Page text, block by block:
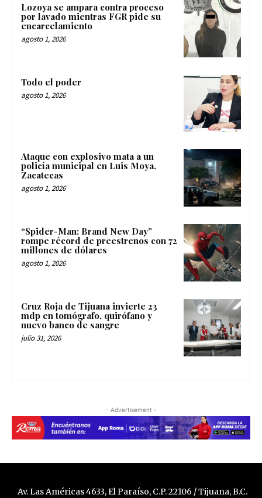
Lozoya se ampara contra proceso
por lavado mientras FGR pide su
encarcelamiento
agosto 1, 2026
Todo el poder
agosto 1, 2026
Ataque con explosivo mata a un
policía municipal en Luis Moya,
Zacatecas
agosto 1, 2026
“Spider-Man: Brand New Day”
rompe récord de preestrenos con 72
millones de dólares
agosto 1, 2026
Cruz Roja de Tijuana invierte 23
mdp en tomógrafo, quirófano y
nuevo banco de sangre
julio 31, 2026
- Advertisement -
Av. Las Américas 4633, El Paraíso, C.P. 22106 / Tijuana, B.C.